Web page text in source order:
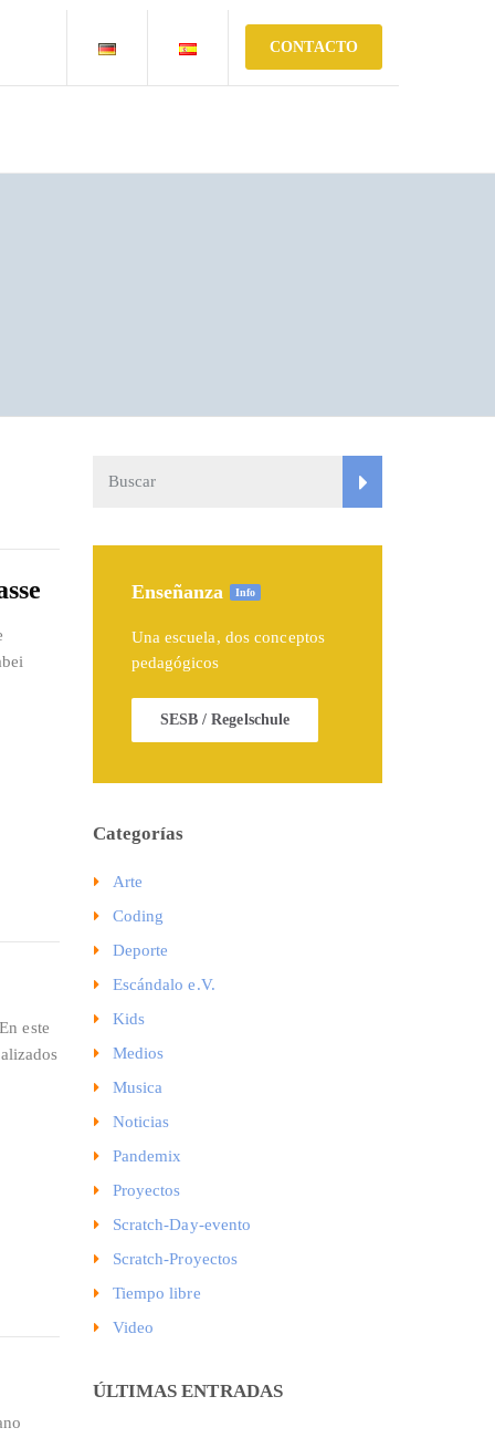
CONTACTO
este
Enseñanza Info
Una escuela, dos conceptos
pedagógicos
SESB / Regelschule
Categorías
Arte
Coding
Deporte
Escándalo e.V.
Kids
Medios
Musica
Noticias
Pandemix
Proyectos
Scratch-Day-evento
Scratch-Proyectos
Tiempo libre
Video
ÚLTIMAS ENTRADAS